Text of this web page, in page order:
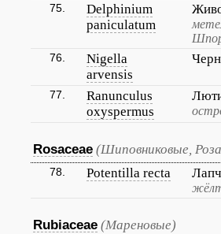
75.
Delphinium
paniculatum
76.
Nigella
arvensis
77.
Ranunculus
oxyspermus
Rosaceae (Шиповниковые,
78. Potentilla recta
Rubiaceae (Мареновые)